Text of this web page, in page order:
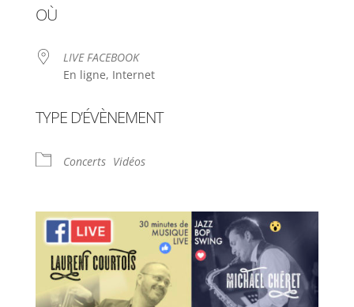
OÙ
LIVE FACEBOOK
En ligne, Internet
TYPE D’ÉVÈNEMENT
Concerts Vidéos